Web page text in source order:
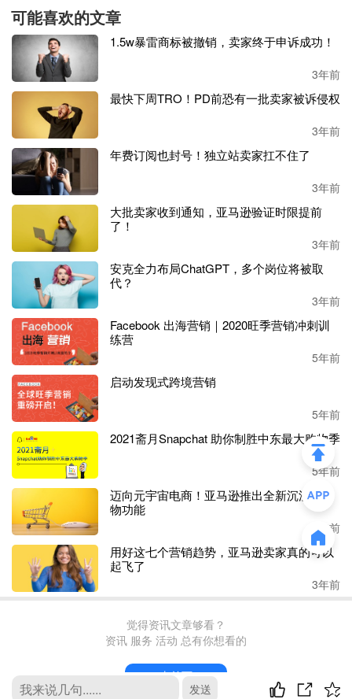
“我们将继续追究亚马逊的责任，并确保工人的声音被听
到，”阿佩尔鲍姆补充道。
其实，亚马逊和员工之间的冲突长久以来一直存在，两边都
在为自己的利益而战斗，因此也没有谁对谁错之分。
不过，如果一家公司和员工之间的关系长期不和，可能也会
对公司的长远发展产生不利影响。
可能喜欢的文章
1.5w暴雷商标被撤销，卖家终于申诉成功！
3年前
最快下周TRO！PD前恐有一批卖家被诉侵权
3年前
年费订阅也封号！独立站卖家扛不住了
3年前
大批卖家收到通知，亚马逊验证时限提前
了！
3年前
安克全力布局ChatGPT，多个岗位将被取
代？
3年前
Facebook 出海营销｜2020旺季营销冲刺训
练营
5年前
启动发现式跨境营销
5年前
2021斋月Snapchat 助你制胜中东最大购物季
5年前
迈向元宇宙电商！亚马逊推出全新沉浸式购
物功能
3年前
用好这七个营销趋势，亚马逊卖家真的可以
起飞了
3年前
觉得资讯文章够看？
资讯 服务 活动 总有你想看的
去首页
发送